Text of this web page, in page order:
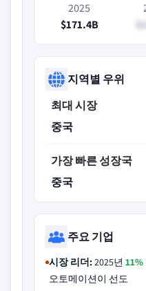
2025
$171.4B
지역별 우위
최대 시장
중국
가장 빠른 성장국
중국
주요 기업
시장 리더:2025년 11%
오토메이션이 선도